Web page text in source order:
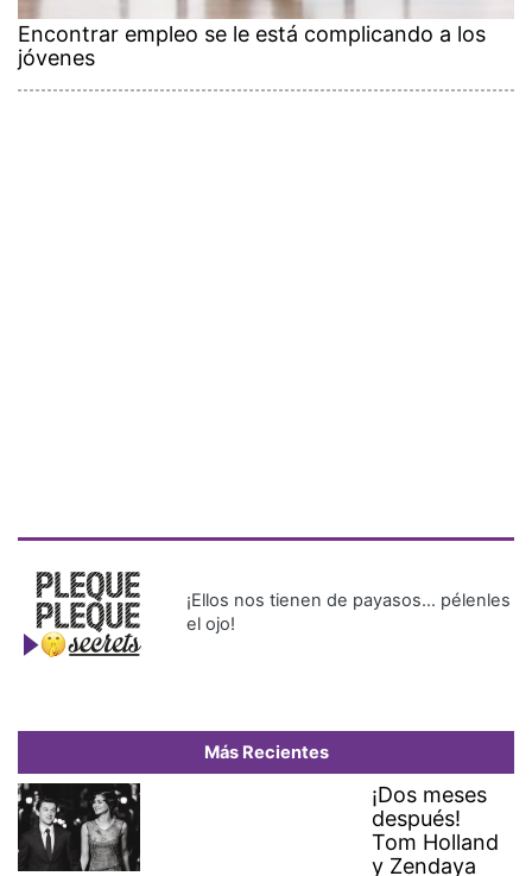
Encontrar empleo se le está complicando a los
jóvenes
¡Ellos nos tienen de payasos… pélenles
el ojo!
Más Recientes
¡Dos meses
después!
Tom Holland
y Zendaya